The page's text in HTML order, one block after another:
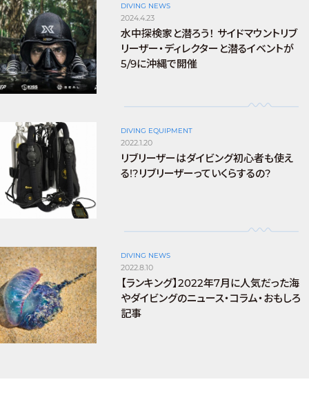
DIVING NEWS
2024.4.23
水中探検家と潜ろう！ サイドマウントリブ
リーザー・ディレクターと潜るイベントが
5/9に沖縄で開催
DIVING EQUIPMENT
2022.1.20
リブリーザーはダイビング初心者も使え
る!?リブリーザーっていくらするの?
DIVING NEWS
2022.8.10
【ランキング】2022年7月に人気だった海
やダイビングのニュース・コラム・おもしろ
記事